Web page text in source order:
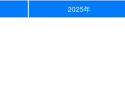
2025年